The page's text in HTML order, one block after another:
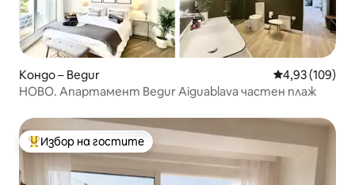
Кондо – Begur Средна
4,93 (109)
НОВО. Апартамент Begur Aiguablava частен плаж
Най-популярен избор на гостите
Избор на гостите